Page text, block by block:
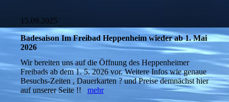
15.09.2025
Badesaison Im Freibad Heppenheim wieder ab 1. Mai
2026
Wir bereiten uns auf die Öffnung des Heppenheimer
Freibads ab dem 1. 5. 2026 vor. Weitere Infos wie genaue
Besuchs-Zeiten , Dauerkarten ? und Preise demnächst hier
auf unserer Seite !! mehr